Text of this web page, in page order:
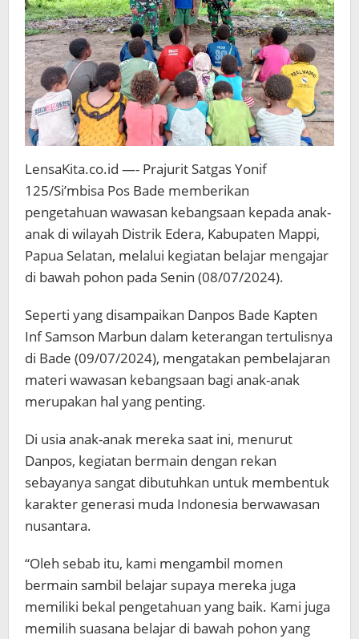
LensaKita.co.id —- Prajurit Satgas Yonif
125/Si’mbisa Pos Bade memberikan
pengetahuan wawasan kebangsaan kepada anak-
anak di wilayah Distrik Edera, Kabupaten Mappi,
Papua Selatan, melalui kegiatan belajar mengajar
di bawah pohon pada Senin (08/07/2024).
Seperti yang disampaikan Danpos Bade Kapten
Inf Samson Marbun dalam keterangan tertulisnya
di Bade (09/07/2024), mengatakan pembelajaran
materi wawasan kebangsaan bagi anak-anak
merupakan hal yang penting.
Di usia anak-anak mereka saat ini, menurut
Danpos, kegiatan bermain dengan rekan
sebayanya sangat dibutuhkan untuk membentuk
karakter generasi muda Indonesia berwawasan
nusantara.
“Oleh sebab itu, kami mengambil momen
bermain sambil belajar supaya mereka juga
memiliki bekal pengetahuan yang baik. Kami juga
memilih suasana belajar di bawah pohon yang